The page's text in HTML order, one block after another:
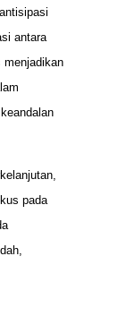
antara
menjadikan
pada